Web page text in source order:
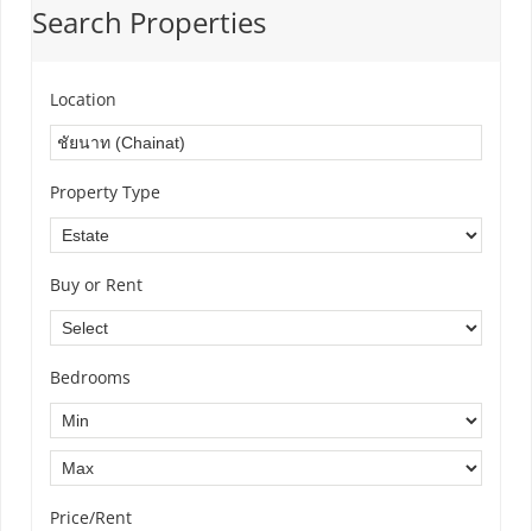
Search Properties
Location
Property Type
Buy or Rent
Bedrooms
Price/Rent